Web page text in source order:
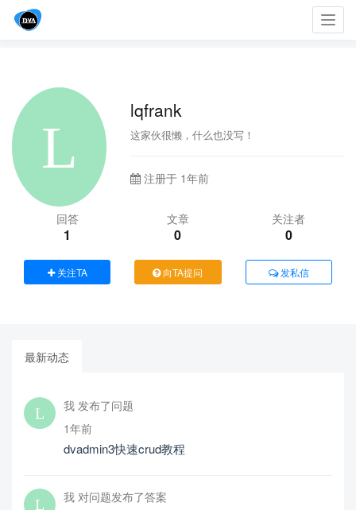
lqfrank
这家伙很懒，什么也没写！
注册于 1年前
回答
1
文章
0
关注者
0
关注TA 向TA提问 发私信
最新动态
我 发布了问题
1年前
dvadmin3快速crud教程
我 对问题发布了答案